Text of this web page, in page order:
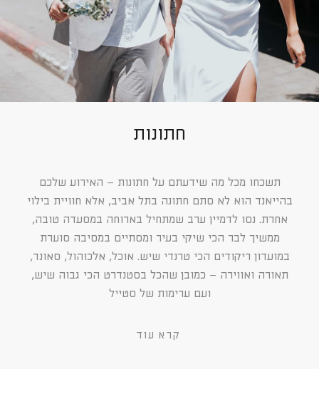
חתונות
תשכחו מכל מה שידעתם על חתונות – האירוע שלכם
בהייאנד הוא לא סתם חתונה בתל אביב, אלא חוויית בילוי
אחרת. נסו לדמיין ערב שמתחיל בארוחה במסעדה טובה,
ממשיך לבר הכי שיקי בעיר ומסתיים במסיבה סוערת
במועדון ריקודים הכי טרנדי שיש. אוכל, אלכוהול, סאונד,
תאורה ואווירה – כמובן שהכל בסטנדרט הכי גבוה שיש,
ועם ערימות של סטייל
קרא עוד